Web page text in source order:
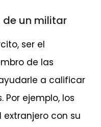
de un militar
ser el
de las
a calificar
ejemplo, los
con su